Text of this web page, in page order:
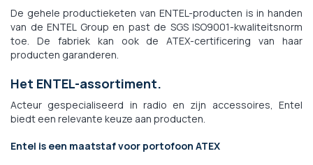
De gehele productieketen van ENTEL-producten is in handen
van de ENTEL Group en past de SGS ISO9001-kwaliteitsnorm
toe. De fabriek kan ook de ATEX-certificering van haar
producten garanderen.
Het ENTEL-assortiment.
Acteur gespecialiseerd in radio en zijn accessoires, Entel
biedt een relevante keuze aan producten.
Entel is een maatstaf voor portofoon ATEX